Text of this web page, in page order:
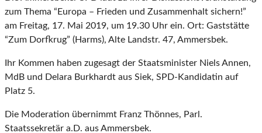
zum Thema “Europa – Frieden und Zusammenhalt sichern!”
am Freitag, 17. Mai 2019, um 19.30 Uhr ein. Ort: Gaststätte
“Zum Dorfkrug” (Harms), Alte Landstr. 47, Ammersbek.
Ihr Kommen haben zugesagt der Staatsminister Niels Annen,
MdB und Delara Burkhardt aus Siek, SPD-Kandidatin auf
Platz 5.
Die Moderation übernimmt Franz Thönnes, Parl.
Staatssekretär a.D. aus Ammersbek.